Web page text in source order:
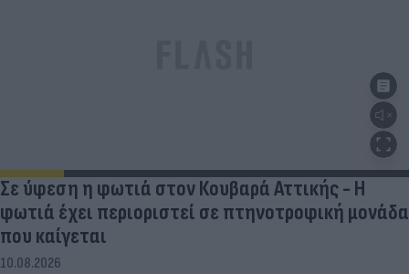
Σε ύφεση η φωτιά στον Κουβαρά Αττικής - Η
φωτιά έχει περιοριστεί σε πτηνοτροφική μονάδα
που καίγεται
10.08.2026